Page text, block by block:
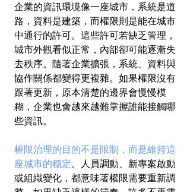
企業的資訊環境像一座城市，系統是道
路，資料是建築，而權限則是能在城市
中通行的許可。這些許可若缺乏管理，
城市外觀看似正常，內部卻可能逐漸失
去秩序。隨著企業擴張，系統、資料與
協作關係都變得更複雜。如果權限沒有
跟著更新，原本清楚的邊界會慢慢模
糊，企業也會越來越難掌握誰能接觸哪
些資訊。
權限治理的目的不是限制，而是維持這
座城市的穩定。人員調動、新專案啟動
或組織變化，都意味著權限需要重新調